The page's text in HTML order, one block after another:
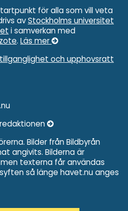
för alla som vill veta
avStockholms universitet
i samverkan med
. Läs mer
och upphovsratt
Bilder från Bildbyrån
angivits. Bilderna är
texterna får användas
så länge havet.nu anges